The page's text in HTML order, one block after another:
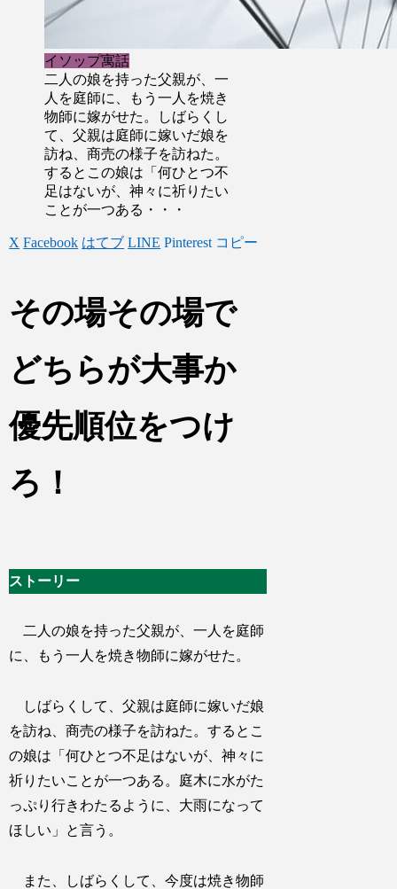
イソップ寓話
二人の娘を持った父親が、一
人を庭師に、もう一人を焼き
物師に嫁がせた。しばらくし
て、父親は庭師に嫁いだ娘を
訪ね、商売の様子を訪ねた。
するとこの娘は「何ひとつ不
足はないが、神々に祈りたい
ことが一つある・・・
X Facebook はてブ LINE Pinterest コピー
その場その場で
どちらが大事か
優先順位をつけ
ろ！
ストーリー
二人の娘を持った父親が、一人を庭師
に、もう一人を焼き物師に嫁がせた。
しばらくして、父親は庭師に嫁いだ娘
を訪ね、商売の様子を訪ねた。するとこ
の娘は「何ひとつ不足はないが、神々に
祈りたいことが一つある。庭木に水がた
っぷり行きわたるように、大雨になって
ほしい」と言う。
また、しばらくして、今度は焼き物師